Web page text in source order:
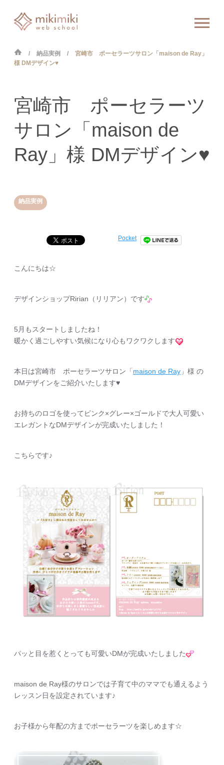
納品実例
宮崎市 ポーセラーツサロン「maison de Ray」
様 DMデザイン♥︎
納品実例
宮崎市 ポーセラーツ
サロン「maison de
Ray」様 DMデザイン♥︎
Pocket
こんにちは☆
デザインショップRirian（リリアン）です
5月もスタートしましたね！
暖かく過ごしやすい気候になり心もワクワクします
本日は宮崎市 ポーセラーツサロン「 maison de Ray 」様 の
DMデザインをご紹介いたします♥︎
お持ちのロゴを使ってピンク×グレー×ゴールドで大人可愛い
エレガントなDMデザインが完成いたしました！
こちらです♪
パッと目を惹くとっても可愛いDMが完成いたしました
maison de Ray様のサロンでは子育て中のママでも通えるよう
レッスン日を設定されています♪
お子様から年配の方までポーセラーツを楽しめます☆